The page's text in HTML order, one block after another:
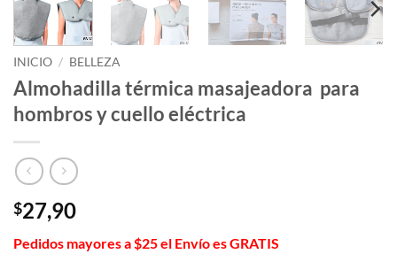
INICIO / BELLEZA
Almohadilla térmica masajeadora para
hombros y cuello eléctrica
$27,90
Pedidos mayores a $25 el Envío es GRATIS